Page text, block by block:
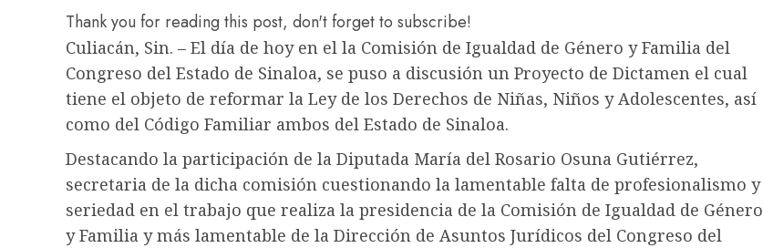
Thank you for reading this post, don't forget to subscribe!
Culiacán, Sin. – El día de hoy en el la Comisión de Igualdad de Género y Familia del
Congreso del Estado de Sinaloa, se puso a discusión un Proyecto de Dictamen el cual
tiene el objeto de reformar la Ley de los Derechos de Niñas, Niños y Adolescentes, así
como del Código Familiar ambos del Estado de Sinaloa.
Destacando la participación de la Diputada María del Rosario Osuna Gutiérrez,
secretaria de la dicha comisión cuestionando la lamentable falta de profesionalismo y
seriedad en el trabajo que realiza la presidencia de la Comisión de Igualdad de Género
y Familia y más lamentable de la Dirección de Asuntos Jurídicos del Congreso del